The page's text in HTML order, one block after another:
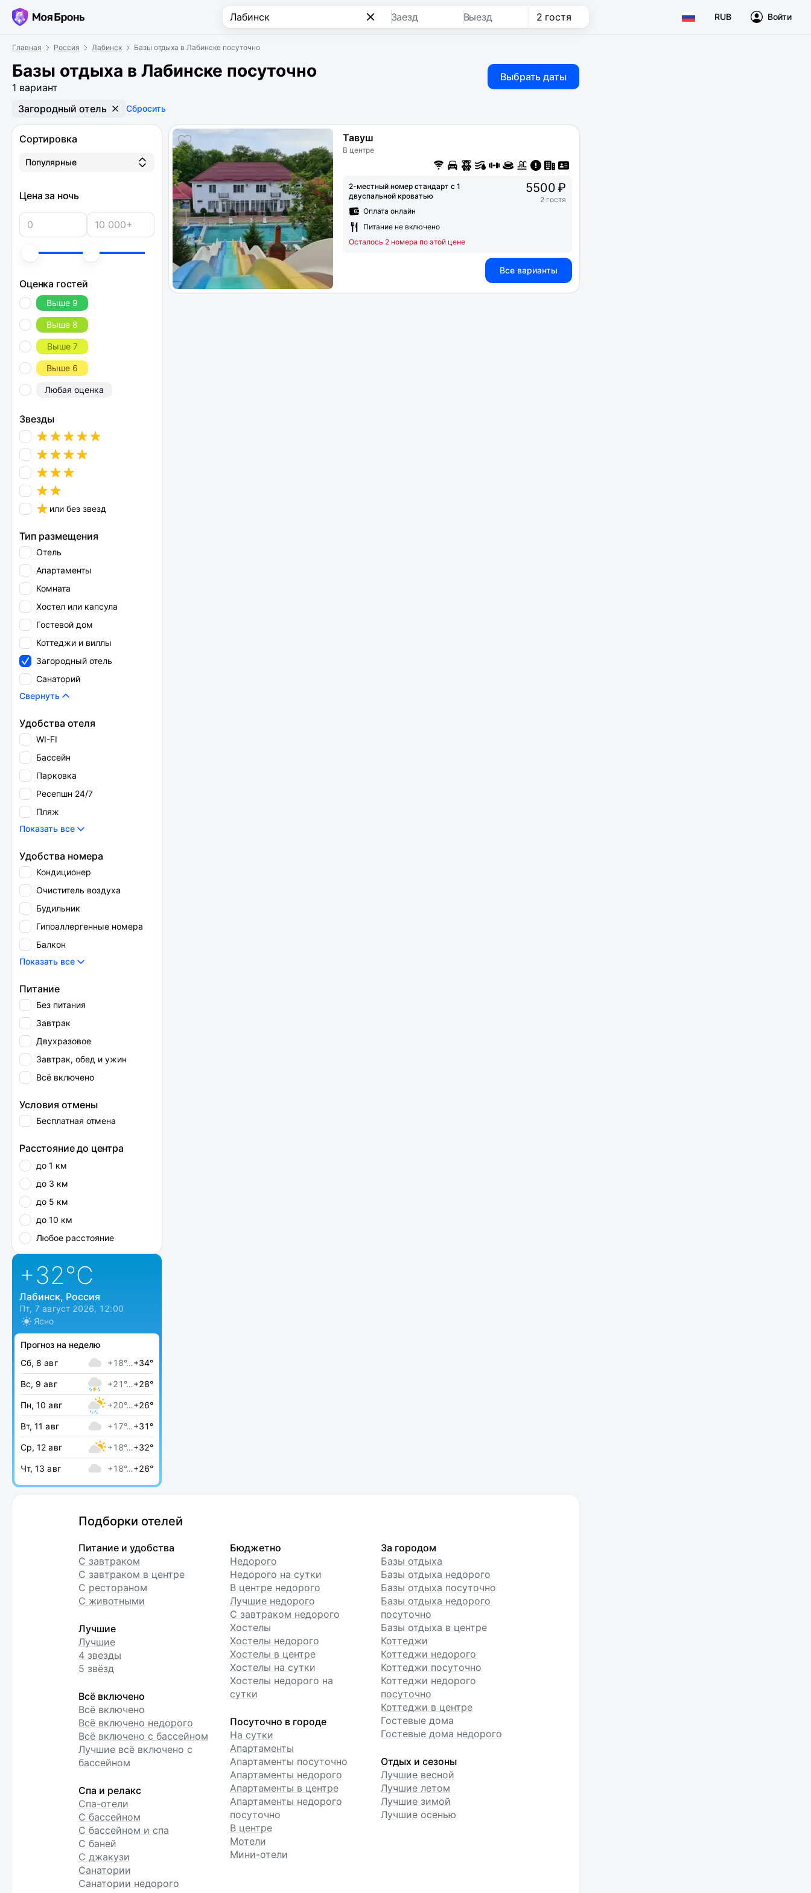
Заезд Выезд 2 гостя RUB Войти
Главная Россия Лабинск Базы отдыха в Лабинске посуточно
Базы отдыха в Лабинске посуточно
1 вариант
Выбрать даты
Загородный отель Сбросить
Сортировка
Популярные
Цена за ночь
Оценка гостей
Выше 9
Выше 8
Выше 7
Выше 6
Любая оценка
Звезды
или без звезд
Тип размещения
Отель
Апартаменты
Комната
Хостел или капсула
Гостевой дом
Коттеджи и виллы
Загородный отель
Санаторий
Свернуть
Удобства отеля
WI-FI
Бассейн
Парковка
Ресепшн 24/7
Пляж
Показать все
Удобства номера
Кондиционер
Очиститель воздуха
Будильник
Гипоаллергенные номера
Балкон
Показать все
Питание
Без питания
Завтрак
Двухразовое
Завтрак, обед и ужин
Всё включено
Условия отмены
Бесплатная отмена
Расстояние до центра
до 1 км
до 3 км
до 5 км
до 10 км
Любое расстояние
+32°C
Лабинск, Россия
Пт, 7 август 2026, 12:00
Ясно
Прогноз на неделю
Сб, 8 авг
+18°…+34°
Вс, 9 авг +21°…+28°
Пн, 10 авг +20°…+26°
Вт, 11 авг +17°…+31°
Ср, 12 авг +18°…+32°
Чт, 13 авг +18°…+26°
Тавуш
В центре
2-местный номер стандарт с 1
двуспальной кроватью
Оплата онлайн
Питание не включено
Осталось 2 номера по этой цене
5500 ₽
2 гостя
Все варианты
Подборки отелей
Питание и удобства
С завтраком
С завтраком в центре
С рестораном
С животными
Лучшие
Лучшие
4 звезды
5 звёзд
Всё включено
Всё включено
Всё включено недорого
Всё включено с бассейном
Лучшие всё включено с
бассейном
Спа и релакс
Спа-отели
С бассейном
С бассейном и спа
С баней
С джакузи
Санатории
Санатории недорого
Бюджетно
Недорого
Недорого на сутки
В центре недорого
Лучшие недорого
С завтраком недорого
Хостелы
Хостелы недорого
Хостелы в центре
Хостелы на сутки
Хостелы недорого на
сутки
Посуточно в городе
На сутки
Апартаменты
Апартаменты посуточно
Апартаменты недорого
Апартаменты в центре
Апартаменты недорого
посуточно
В центре
Мотели
Мини-отели
За городом
Базы отдыха
Базы отдыха недорого
Базы отдыха посуточно
Базы отдыха недорого
посуточно
Базы отдыха в центре
Коттеджи
Коттеджи недорого
Коттеджи посуточно
Коттеджи недорого
посуточно
Коттеджи в центре
Гостевые дома
Гостевые дома недорого
Отдых и сезоны
Лучшие весной
Лучшие летом
Лучшие зимой
Лучшие осенью